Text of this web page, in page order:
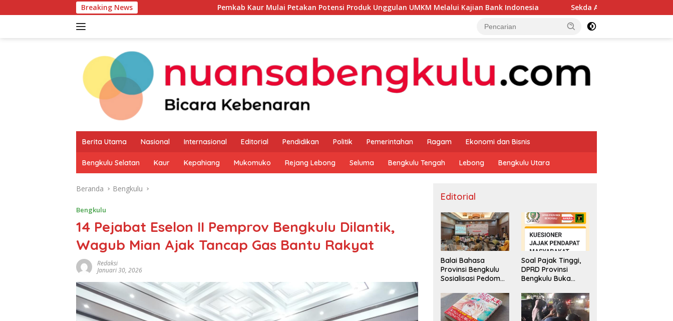
ke
Breaking News Pemkab Kaur Mulai Petakan Potensi Produk Unggulan UMKM Melalui Kajian Bank Indonesia Sekda Apresiasi Inspektorat Provinsi
Berita Utama Nasional Internasional Editorial Pendidikan Politik Pemerintahan Ragam Ekonomi dan Bisnis
Bengkulu Selatan Kaur Kepahiang Mukomuko Rejang Lebong Seluma Bengkulu Tengah Lebong Bengkulu Utara
Beranda Bengkulu
Bengkulu
14 Pejabat Eselon II Pemprov Bengkulu Dilantik,
Wagub Mian Ajak Tancap Gas Bantu Rakyat
Redaksi
Januari 30, 2026
Editorial
Balai Bahasa
Provinsi Bengkulu
Sosialisasi Pedoman
Penggunaan
Bahasa Indonesia
Soal Pajak Tinggi,
DPRD Provinsi
Bengkulu Buka
Pengaduan
Masyarakat